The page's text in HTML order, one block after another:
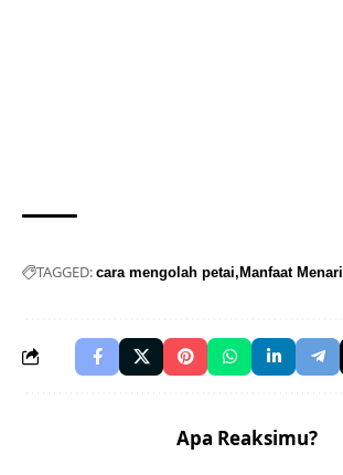
TAGGED: cara mengolah petai Manfaat Menari
Apa Reaksimu?